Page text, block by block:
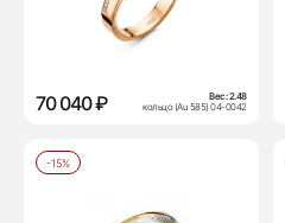
70 040 ₽ Вес:2.48
кольцо (Au 585) 04-0042
-15%